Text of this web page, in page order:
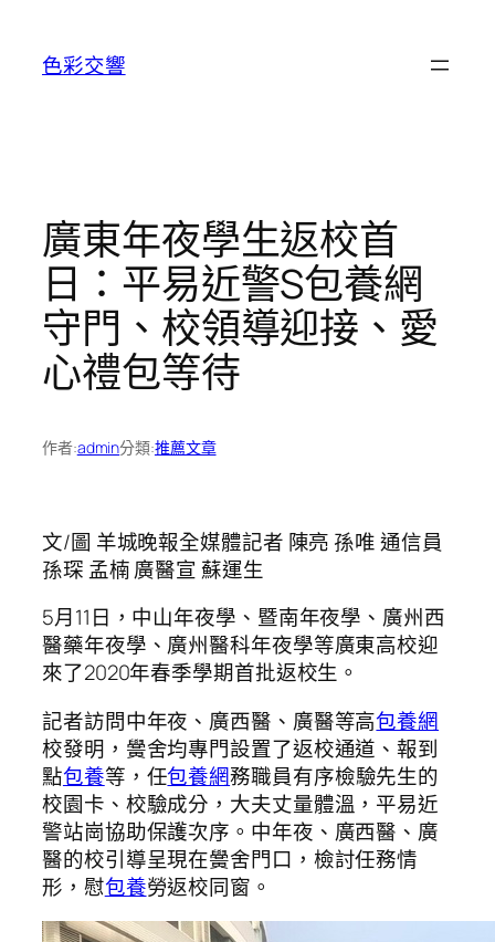
色彩交響
廣東年夜學生返校首
日：平易近警S包養網
守門、校領導迎接、愛
心禮包等待
作者:admin分類:推薦文章
文/圖 羊城晚報全媒體記者 陳亮 孫唯 通信員
孫琛 孟楠 廣醫宣 蘇運生
5月11日，中山年夜學、暨南年夜學、廣州西
醫藥年夜學、廣州醫科年夜學等廣東高校迎
來了2020年春季學期首批返校生。
記者訪問中年夜、廣西醫、廣醫等高包養網
校發明，黌舍均專門設置了返校通道、報到
點包養等，任包養網務職員有序檢驗先生的
校園卡、校驗成分，大夫丈量體溫，平易近
警站崗協助保護次序。中年夜、廣西醫、廣
醫的校引導呈現在黌舍門口，檢討任務情
形，慰包養勞返校同窗。